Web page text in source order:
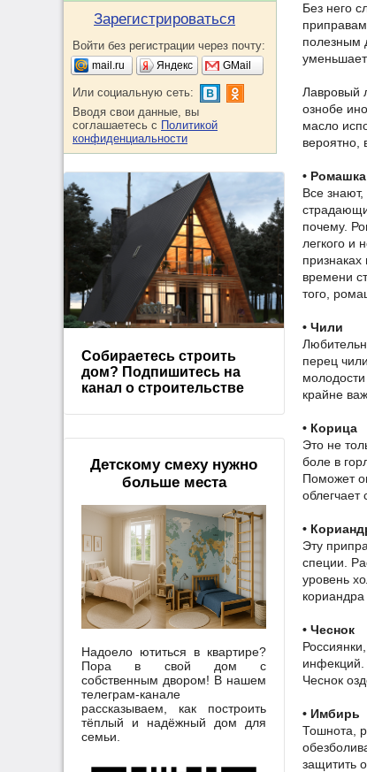
Без него
полезным
Лавровый
ознобе
масло
вероятно,
• Ромашка
Все
почему.
легкого и
времени
того,
• Чили
перец
молодости
крайне
• Корица
Это не
боле в
Поможет
•
Эту
специи.
уровень
• Чеснок
Чеснок
• Имбирь
Тошнота,
защитить
Зарегистрироваться
Войти без регистрации через почту:
mail.ru Яндекс GMail
Или социальную сеть:
Вводя свои данные, вы
соглашаетесь с Политикой
конфиденциальности
Собираетесь строить
дом? Подпишитесь на
канал о строительстве
Детскому смеху нужно
больше места
Надоело ютиться в квартире?
Пора в свой дом с
собственным двором! В нашем
телеграм-канале
рассказываем, как построить
тёплый и надёжный дом для
семьи.